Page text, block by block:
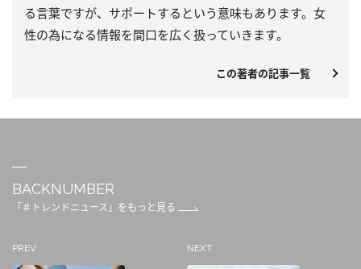
る言葉ですが、サポートするという意味もあります。女
性の為になる情報を間口を広く扱っていきます。
この著者の記事一覧
BACKNUMBER
「＃トレンドニュース」をもっと見る
PREV NEXT